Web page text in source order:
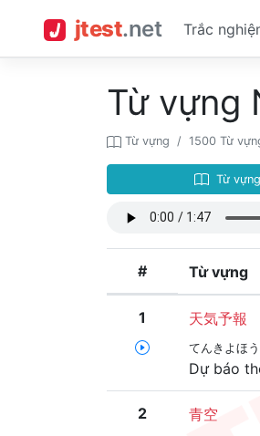
jtest.net Trắc
Từ vựng
Từ vựng 1500 Từ
Từ vựng
# Từ vựng
1 天気予報
てんきよほう
Dự báo
2 青空